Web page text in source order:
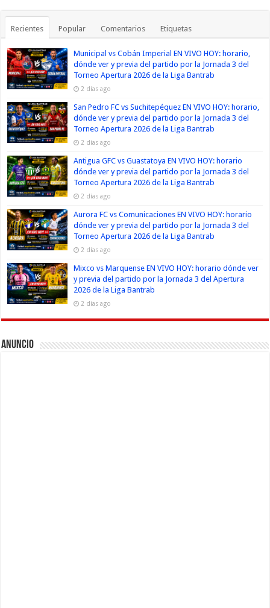
Recientes Popular Comentarios Etiquetas
Municipal vs Cobán Imperial EN VIVO HOY: horario,
dónde ver y previa del partido por la Jornada 3 del
Torneo Apertura 2026 de la Liga Bantrab
2 días ago
San Pedro FC vs Suchitepéquez EN VIVO HOY: horario,
dónde ver y previa del partido por la Jornada 3 del
Torneo Apertura 2026 de la Liga Bantrab
2 días ago
Antigua GFC vs Guastatoya EN VIVO HOY: horario
dónde ver y previa del partido por la Jornada 3 del
Torneo Apertura 2026 de la Liga Bantrab
2 días ago
Aurora FC vs Comunicaciones EN VIVO HOY: horario
dónde ver y previa del partido por la Jornada 3 del
Torneo Apertura 2026 de la Liga Bantrab
2 días ago
Mixco vs Marquense EN VIVO HOY: horario dónde ver
y previa del partido por la Jornada 3 del Apertura
2026 de la Liga Bantrab
2 días ago
Anuncio